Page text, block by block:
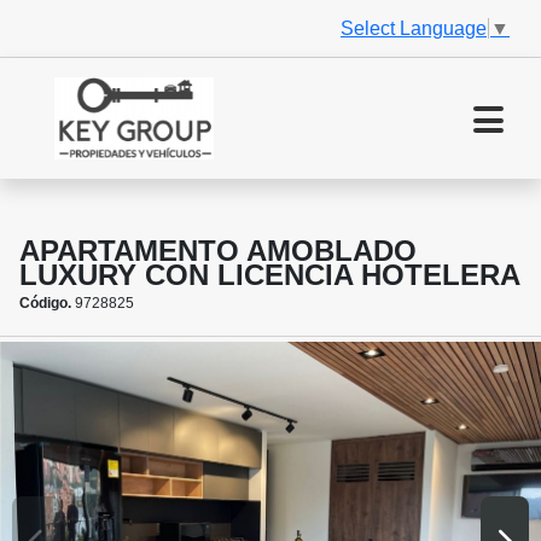
Select Language ▼
APARTAMENTO AMOBLADO
LUXURY CON LICENCIA HOTELERA
Código. 9728825